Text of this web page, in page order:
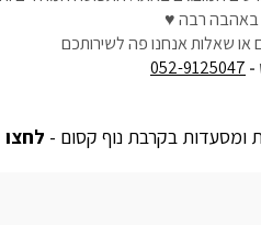
באהבה רבה ♥
או שאלות אנחנו פה לשירותכם
-
052-9125047
ומסעדות בקרבת נוף קסום - לחצו